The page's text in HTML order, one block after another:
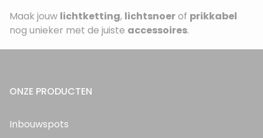
Maak jouw lichtketting, lichtsnoerof prikkabel
nog unieker met de juiste accessoires.
ONZE PRODUCTEN
Inbouwspots